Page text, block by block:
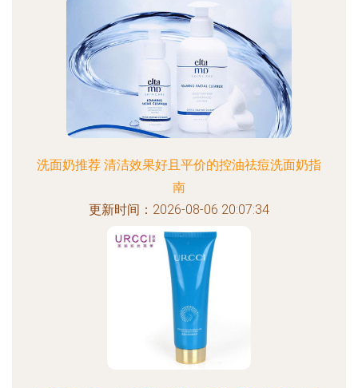
洗面奶推荐 清洁效果好且平价的控油祛痘洗面奶指
南
更新时间：2026-08-06 20:07:34